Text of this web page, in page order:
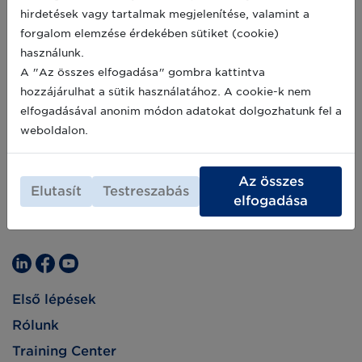
adott termék színének és méretének
rögzítésére, ezzel is lehetővé téve a hatékony
adatcserét a kiskereskedelemben.
2020-07-21
Első lépések
Rólunk
Training Center
hirdetések vagy tartalmak megjelenítése, valamint a
forgalom elemzése érdekében sütiket (cookie)
használunk.
A "Az összes elfogadása" gombra kattintva
hozzájárulhat a sütik használatához. A cookie-k nem
elfogadásával anonim módon adatokat dolgozhatunk fel a
weboldalon.
Elutasít Testreszabás
Az összes
elfogadása